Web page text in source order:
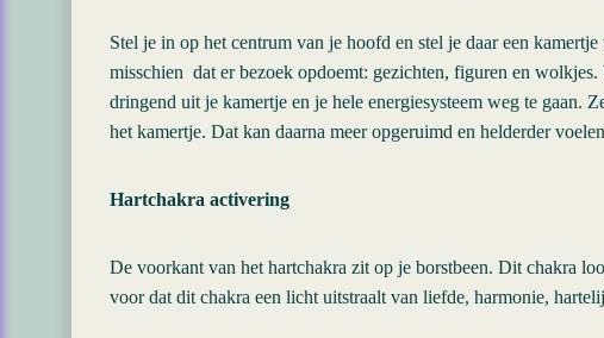
Stel je in op het centrum van je hoofd en stel je daar een kamertje
misschien dat er bezoek opdoemt: gezichten, figuren en
dringend uit je kamertje en je hele energiesysteem weg te gaan.
het kamertje. Dat kan daarna meer opgeruimd en helderder
Hartchakra activering
De voorkant van het hartchakra zit op je borstbeen. Dit chakra
voor dat dit chakra een licht uitstraalt van liefde, harmonie,